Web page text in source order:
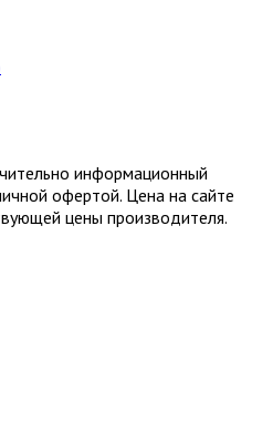
информационный
офертой. Цена на сайте
цены производителя.